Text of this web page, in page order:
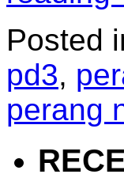
Posted
pd3,
perang